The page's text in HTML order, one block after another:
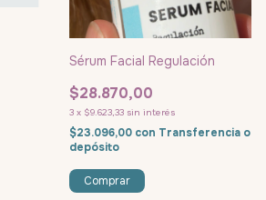
Sérum Facial Regulación
$28.870,00
3 x $9.623,33 sin interés
$23.096,00 con Transferencia o
depósito